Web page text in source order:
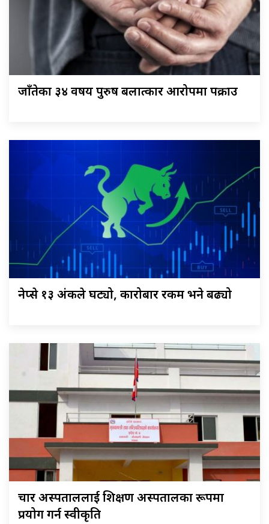
जाँतेका ३४ वर्षीय पुरुष बलात्कार आरोपमा पक्राउ
नेप्से १३ अंकले घट्यो, कारोबार रकम भने बढ्यो
चार अस्पताललाई शिक्षण अस्पतालका रूपमा
प्रयोग गर्न स्वीकृति